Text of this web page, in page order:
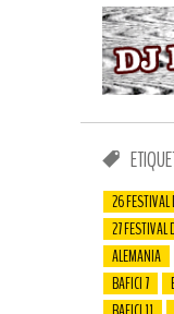
26 FESTIVAL
27 FESTIVAL
ALEMANIA
BAFICI 7